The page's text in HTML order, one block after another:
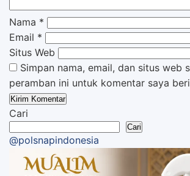
Nama *
Email *
Situs Web
Simpan nama, email, dan situs web
peramban ini untuk komentar saya
Cari
Cari
@polsnapindonesia